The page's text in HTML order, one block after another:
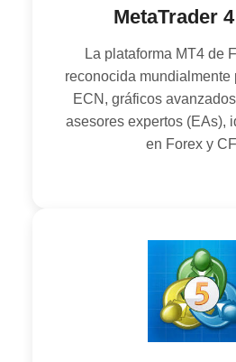
MetaTrader
La plataforma MT4 de
reconocida mundialmente
ECN, gráficos
asesores expertos (EAs),
en Forex y